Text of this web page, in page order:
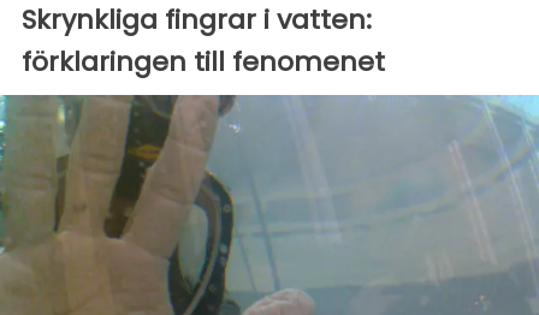
Skrynkliga fingrar i vatten:
förklaringen till fenomenet